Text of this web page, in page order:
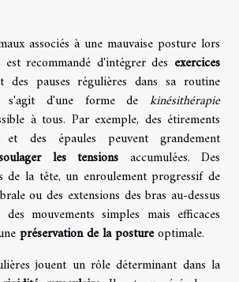
associés à une mauvaise posture lors
recommandé d'intégrer des exercices
pauses régulières dans sa routine
s'agit d'une forme de kinésithérapie
à tous. Par exemple, des étirements
des épaules peuvent grandement
les tensions accumulées. Des
de la tête, un enroulement progressif de
ou des extensions des bras au-dessus
mouvements simples mais efficaces
préservation de la postureoptimale.
jouent un rôle déterminant dans la